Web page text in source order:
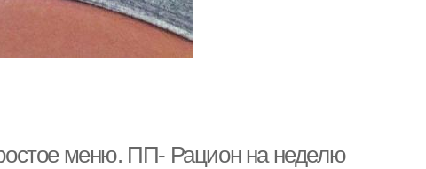
меню. ПП- Рацион на неделю